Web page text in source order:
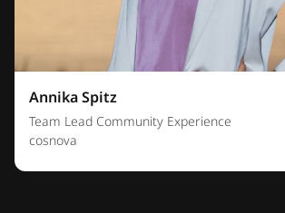
Annika Spitz
Team Lead Community Experience
cosnova